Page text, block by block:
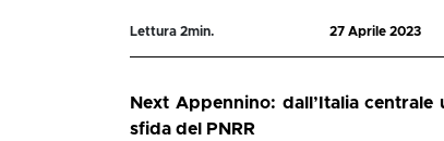
Lettura2min. 27 Aprile 2023
Next Appennino: dall’Italia
sfida del PNRR